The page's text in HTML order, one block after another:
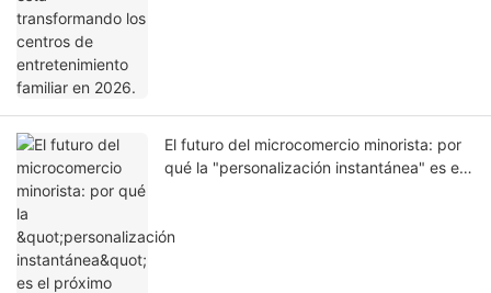
El futuro del microcomercio minorista: por
qué la "personalización instantánea" es el